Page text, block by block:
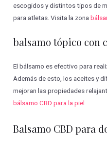
escogidos y distintos tipos de
para atletas. Visita la zona
balsamo tópico con
El bálsamo es efectivo para
Además de esto, los aceites y
mejoran las propiedades
bálsamo CBD para la piel
Balsamo CBD para